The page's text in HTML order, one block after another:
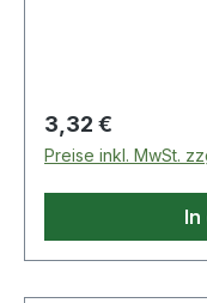
Regulärer Preis:
3,32 €
Preise inkl. MwSt.
In